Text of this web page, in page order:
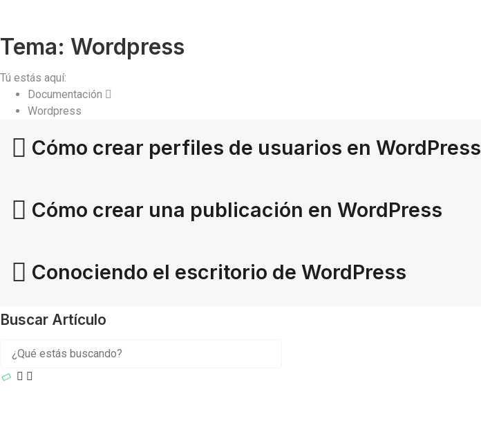
Tema: Wordpress
Tú estás aquí:
Documentación
Wordpress
Cómo crear perfiles de usuarios en WordPress
Cómo crear una publicación en WordPress
Conociendo el escritorio de WordPress
Buscar Artículo